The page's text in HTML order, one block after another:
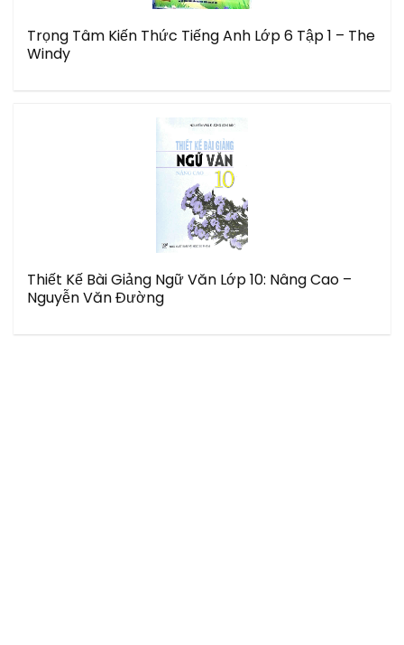
Trọng Tâm Kiến Thức Tiếng Anh Lớp 6 Tập 1 – The
Windy
Thiết Kế Bài Giảng Ngữ Văn Lớp 10: Nâng Cao –
Nguyễn Văn Đường